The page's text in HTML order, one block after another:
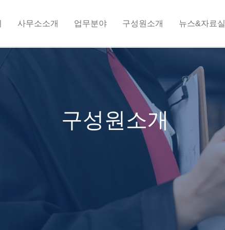
사무소소개 업무분야 구성원소개 뉴스&자료실
구성원소개